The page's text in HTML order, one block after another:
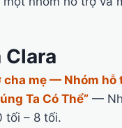
Clara
cha mẹ — Nhóm hỗ
Ta Có Thể” —
tối – 8 tối.